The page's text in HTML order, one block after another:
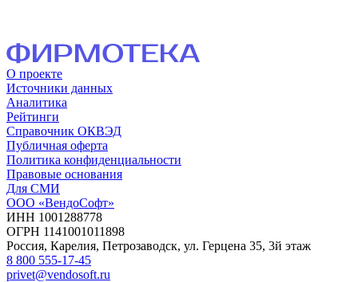
О проекте
Источники данных
Аналитика
Рейтинги
Справочник ОКВЭД
Публичная оферта
Политика конфиденциальности
Правовые основания
Для СМИ
ООО «ВендоСофт»
ИНН 1001288778
ОГРН 1141001011898
Россия, Карелия, Петрозаводск, ул. Герцена 35, 3й этаж
8 800 555-17-45
privet@vendosoft.ru